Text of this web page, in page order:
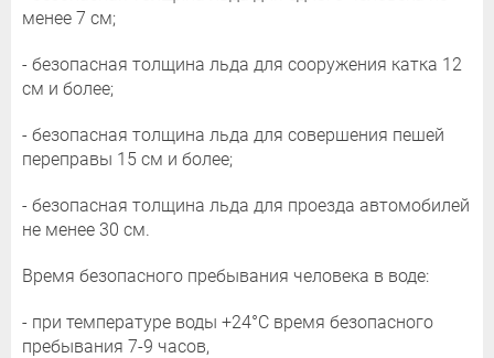
менее 7 см;
- безопасная толщина льда для сооружения катка 12
см и более;
- безопасная толщина льда для совершения пешей
переправы 15 см и более;
- безопасная толщина льда для проезда автомобилей
не менее 30 см.
Время безопасного пребывания человека в воде:
- при температуре воды +24°С время безопасного
пребывания 7-9 часов,